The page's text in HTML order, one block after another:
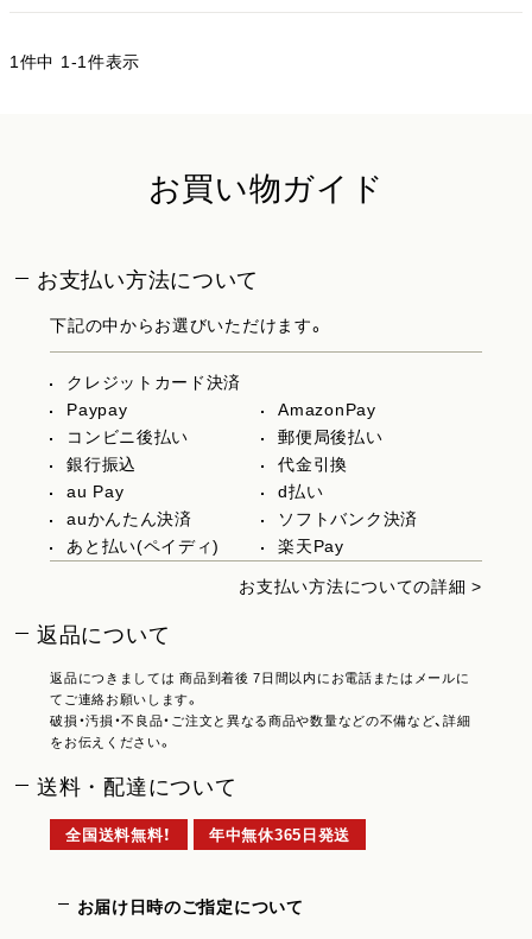
1件中 1-1件表示
お買い物ガイド
お支払い方法について
下記の中からお選びいただけます。
クレジットカード決済
Paypay
AmazonPay
コンビニ後払い
郵便局後払い
銀行振込
代金引換
au Pay
d払い
auかんたん決済
ソフトバンク決済
あと払い(ペイディ)
楽天Pay
お支払い方法についての詳細 >
返品について
返品につきましては 商品到着後 7日間以内にお電話またはメールに
てご連絡お願いします。
破損・汚損・不良品・ご注文と異なる商品や数量などの不備など、詳細
をお伝えください。
送料・配達について
全国送料無料！ 年中無休365日発送
お届け日時のご指定について